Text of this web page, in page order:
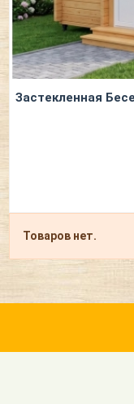
Застекленная
Товаров нет.